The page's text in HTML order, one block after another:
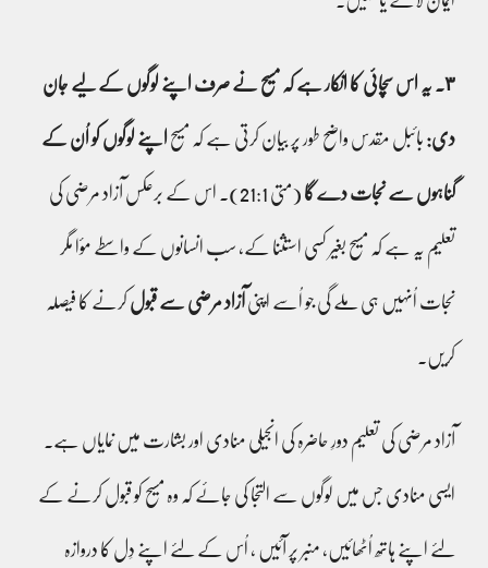
٣۔ یہ اس سچائی کا انکار ہے کہ مسیح نے صرف اپنے لوگوں کے لیے جان
دی: بائبل مقدس واضح طور پر بیان کرتی ہے کہ مسیحاپنے لوگوں کو اُن کے
گناہوں سے نجات دے گا (متی 21:1)۔ اس کے برعکس آزاد مرضی کی
تعلیم یہ ہے کہ مسیح بغیر کسی استثنا کے، سب انسانوں کے واسطے مؤا مگر
نجات اُنہیں ہی ملے گی جو اُسے اپنیآزاد مرضی سےقبول کرنے کا فیصلہ
کریں۔
آزاد مرضی کی تعلیم دورِ حاضرہ کی انجیلی منادی اور بشارت میں نمایاں ہے۔
ایسی منادی جس میں لوگوں سے التجا کی جائے کہ وہ مسیح کو قبول کرنے کے
لئے اپنے ہاتھ اُٹھائیں، منبر پر آئیں ، اُس کے لئے اپنے دِل کا دروازہ